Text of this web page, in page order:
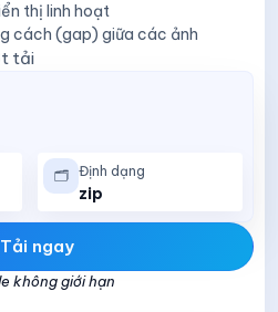
thị linh hoạt
cách (gap) giữa các ảnh
tải
🗂 Định dạng
zip
Tải ngay
không giới hạn